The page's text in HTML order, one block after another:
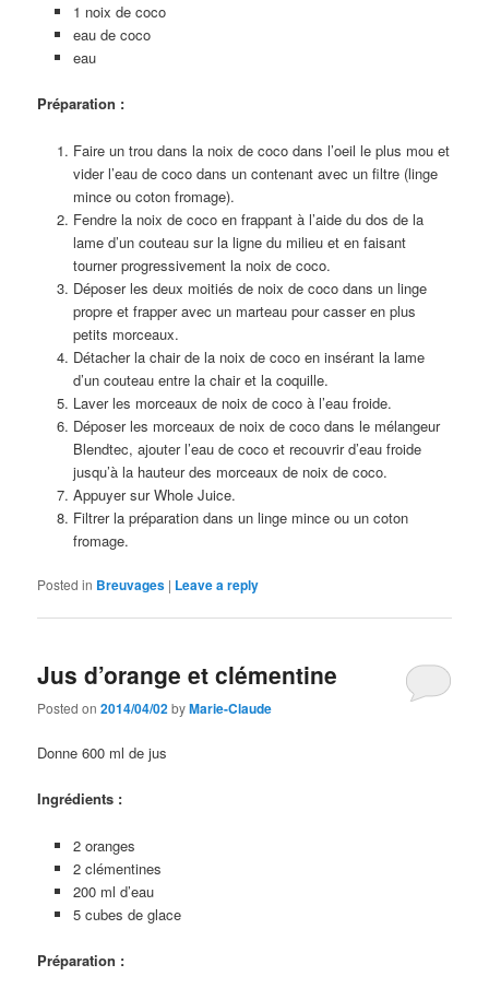
1 noix de coco
eau de coco
eau
Préparation :
Faire un trou dans la noix de coco dans l’oeil le plus mou et
vider l’eau de coco dans un contenant avec un filtre (linge
mince ou coton fromage).
Fendre la noix de coco en frappant à l’aide du dos de la
lame d’un couteau sur la ligne du milieu et en faisant
tourner progressivement la noix de coco.
Déposer les deux moitiés de noix de coco dans un linge
propre et frapper avec un marteau pour casser en plus
petits morceaux.
Détacher la chair de la noix de coco en insérant la lame
d’un couteau entre la chair et la coquille.
Laver les morceaux de noix de coco à l’eau froide.
Déposer les morceaux de noix de coco dans le mélangeur
Blendtec, ajouter l’eau de coco et recouvrir d’eau froide
jusqu’à la hauteur des morceaux de noix de coco.
Appuyer sur Whole Juice.
Filtrer la préparation dans un linge mince ou un coton
fromage.
Posted in Breuvages | Leave a reply
Jus d’orange et clémentine
Posted on2014/04/02byMarie-Claude
Donne 600 ml de jus
Ingrédients :
2 oranges
2 clémentines
200 ml d’eau
5 cubes de glace
Préparation :